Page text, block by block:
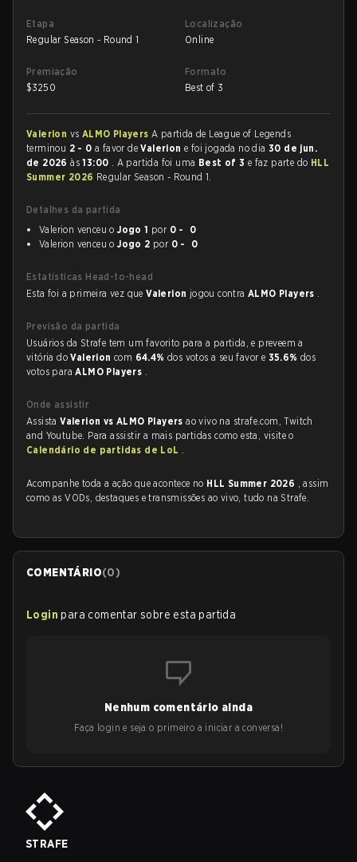
Etapa
Regular Season - Round 1
Localização
Online
Premiação
$3250
Formato
Best of 3
Valerion vs ALMO PlayersA partida de League of Legends
terminou 2 - 0 a favor deValerione foi jogada no dia30 de jun.
de 2026às13:00 . A partida foi uma Best of 3 e faz parte do HLL
Summer 2026 Regular Season - Round 1.
Detalhes da partida
Valerion venceu oJogo 1 por 0 - 0
Valerion venceu oJogo 2 por 0 - 0
Estatísticas Head-to-head
Esta foi a primeira vez queValerion jogou contraALMO Players .
Previsão da partida
Usuários da Strafe tem um favorito para a partida, e preveem a
vitória doValerioncom 64.4%dos votos a seu favor e 35.6%dos
votos paraALMO Players .
Onde assistir
AssistaValerion vs ALMO Playersao vivo na strafe.com, Twitch
and Youtube. Para assistir a mais partidas como esta, visite o
Calendário de partidas de LoL .
Acompanhe toda a ação que acontece no HLL Summer 2026 , assim
como as VODs, destaques e transmissões ao vivo, tudo na Strafe.
COMENTÁRIO(0)
Login para comentar sobre esta partida
Nenhum comentário ainda
Faça login e seja o primeiro a iniciar a conversa!
STRAFE